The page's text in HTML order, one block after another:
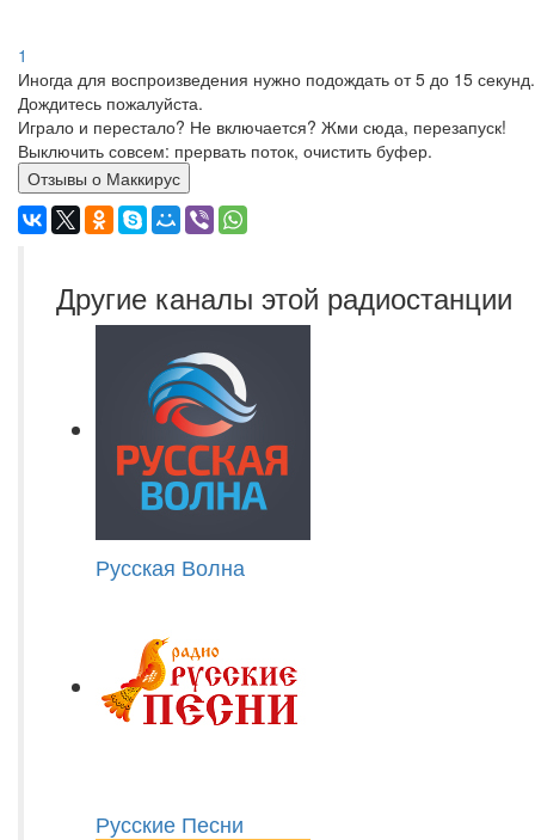
1
Иногда для воспроизведения нужно подождать от 5 до 15 секунд.
Дождитесь пожалуйста.
Играло и перестало? Не включается? Жми сюда, перезапуск!
Выключить совсем: прервать поток, очистить буфер.
Отзывы о Маккирус
Другие каналы этой радиостанции
Русская Волна
Русские Песни